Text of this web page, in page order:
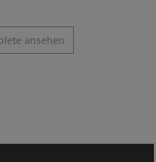
ansehen